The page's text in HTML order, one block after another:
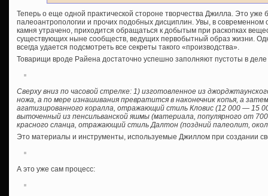
Теперь о еще одной практической стороне творчества Джилла. Это уже
палеоантропологии и прочих подобных дисциплин. Увы, в современном
камня утрачено, приходится обращаться к добытым при раскопках
существующих ныне сообществ, ведущих первобытный образ жизни.
всегда удается подсмотреть все секреты такого «производства».
Товарищи вроде Райена достаточно успешно заполняют пустоты в
Сверху вниз по часовой стрелке: 1) изготовленное из
ножа, а по мере изнашивания превратится в наконечник копья, а
агатизированного коралла, отражающий стиль Кловис (12 000 — 15
выточенный из пенсильванской яшмы (материала, популярного от
красного сланца, отражающий стиль Далтон (поздний палеолит,
Это материалы и инструменты, используемые Джиллом при создании
А это уже сам процесс: